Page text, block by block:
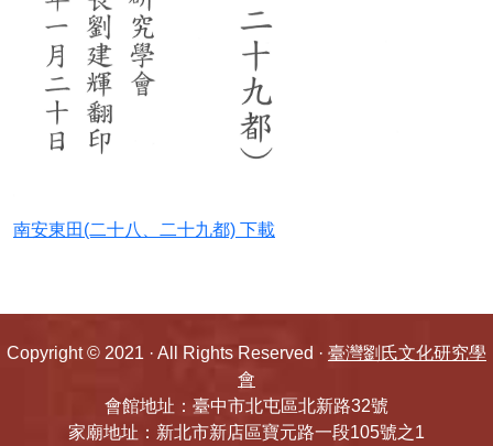
劉氏1988年村雅(南投竹山)
劉氏大宗譜(1989年福建上杭元龍公)(台中土
牛)
劉氏宗譜(莊吳玉圖)(1986)
劉氏宗譜1989巨漢(五溝水)
友明公譜(上杭)
南安東田(二十八、二十九都) 下載
Copyright © 2021 · All Rights Reserved · 臺灣劉氏文化研究學
會
會館地址：臺中市北屯區北新路32號
家廟地址：新北市新店區寶元路一段105號之1